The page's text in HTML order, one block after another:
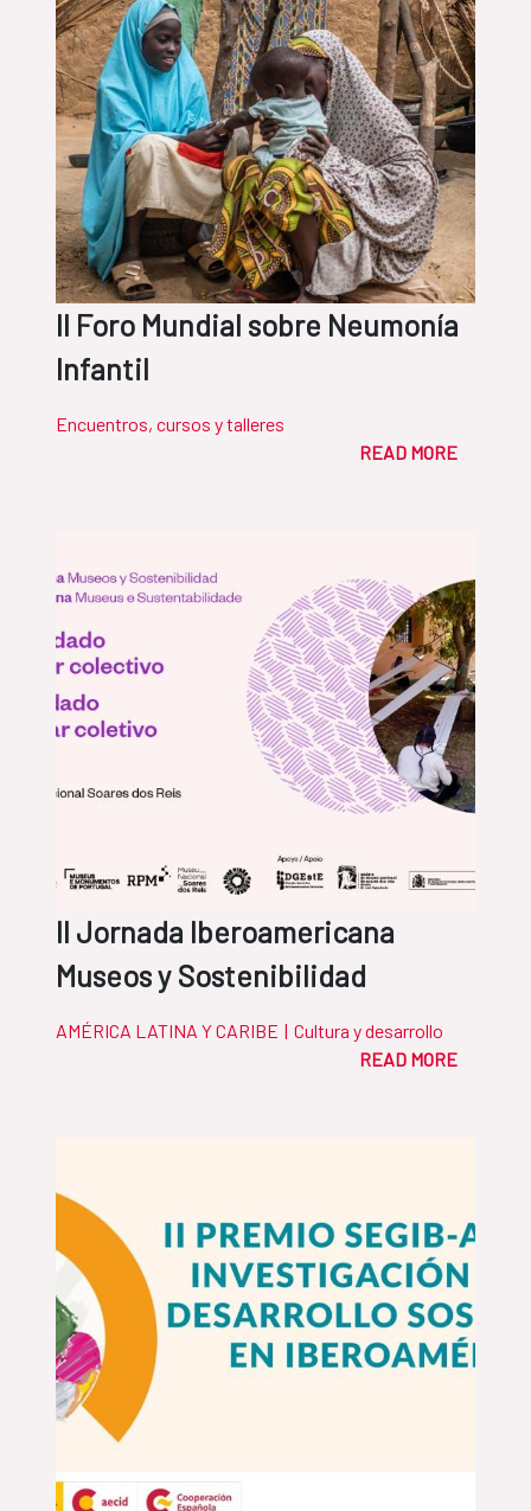
II Foro Mundial sobre Neumonía
Infantil
Encuentros, cursos y talleres
READ MORE
II Jornada Iberoamericana
Museos y Sostenibilidad
AMÉRICA LATINA Y CARIBE | Cultura y desarrollo
READ MORE